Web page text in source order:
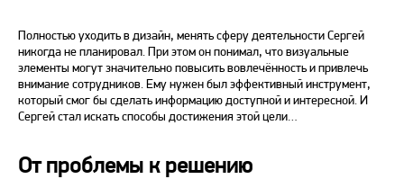
Полностью уходить в дизайн, менять сферу деятельности Сергей
никогда не планировал. При этом он понимал, что визуальные
элементы могут значительно повысить вовлечённость и привлечь
внимание сотрудников. Ему нужен был эффективный инструмент,
который смог бы сделать информацию доступной и интересной. И
Сергей стал искать способы достижения этой цели…
От проблемы к решению